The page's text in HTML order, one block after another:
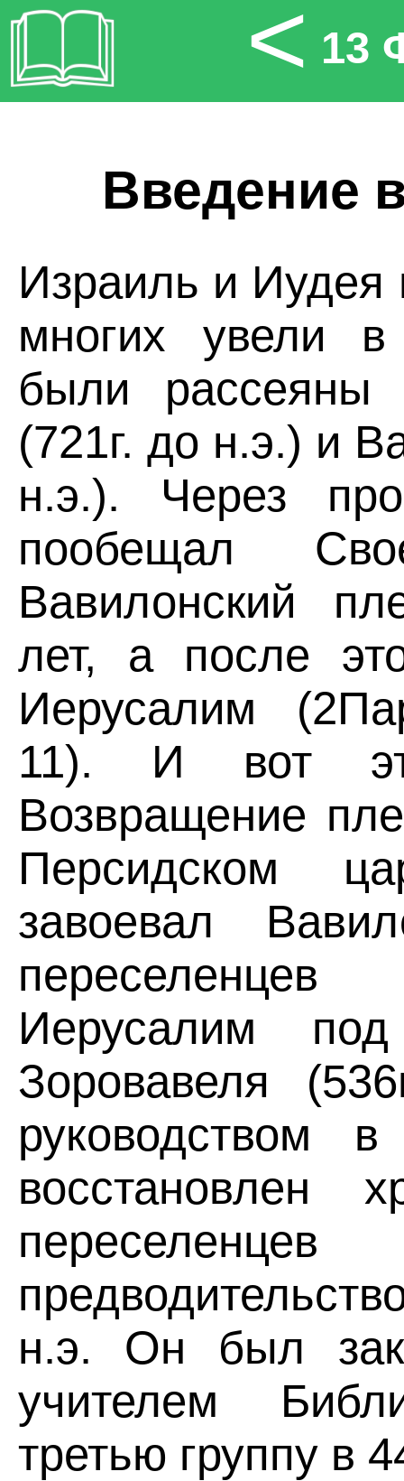
< 13
Введение
Израиль и Иудея
многих увели
были рассеяны
(721г. до н.э.) и
н.э.). Через
пообещал
Вавилонский
лет, а после
Иерусалим
11). И вот
Возвращение
Персидском
завоевал
Иерусалим под
Зоровавеля
руководством
восстановлен
н.э. Он был
учителем
третью группу в